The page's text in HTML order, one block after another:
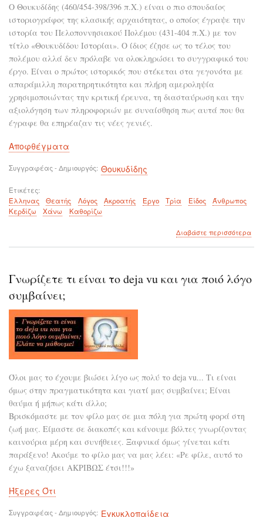
Ο Θουκυδίδης (460/454-398/396 π.Χ.) είναι ο πιο σπουδαίος
ιστοριογράφος της κλασικής αρχαιότητας, ο οποίος έγραψε την
ιστορία του Πελοποννησιακού Πολέμου (431-404 π.Χ.) με τον
τίτλο «Θουκυδίδου Ιστορίαι». Ο ίδιος έζησε ως το τέλος του
πολέμου αλλά δεν πρόλαβε να ολοκληρώσει το συγγραφικό του
έργο. Είναι ο πρώτος ιστορικός που στέκεται στα γεγονότα με
απαράμιλλη παρατηρητικότητα και πλήρη αμεροληψία
χρησιμοποιώντας την κριτική έρευνα, τη διασταύρωση και την
αξιολόγηση των πληροφοριών με συναίσθηση πως αυτά που θα
έγραφε θα επηρέαζαν τις νέες γενιές.
Αποφθέγματα
Συγγραφέας - Δημιουργός Θουκυδίδης
Ετικέτες
Έλληνας
Θεατής Λόγος Ακροατής Έργο Τρία Είδος
Άνθρωπος
Κερδίζω
Χάνω Καθορίζω
Διαβάστε περισσότεραγια
Γνωρίζετε τι είναι το deja vu και για ποιό λόγο
συμβαίνει;
Όλοι μας το έχουμε βιώσει λίγο ως πολύ το deja vu... Τι είναι
όμως στην πραγματικότητα και γιατί μας συμβαίνει; Είναι
θαύμα ή μήπως κάτι άλλο;
Βρισκόμαστε με τον φίλο μας σε μια πόλη για πρώτη φορά στη
ζωή μας. Είμαστε σε διακοπές και κάνουμε βόλτες γνωρίζοντας
καινούρια μέρη και συνήθειες. Ξαφνικά όμως γίνεται κάτι
παράξενο! Ακούμε το φίλο μας να μας λέει: «Ρε φίλε, αυτό το
έχω ξαναζήσει ΑΚΡΙΒΩΣ έτσι!!!»
Ήξερες Ότι
Συγγραφέας - Δημιουργός Εγκυκλοπαίδεια